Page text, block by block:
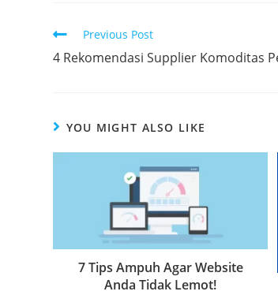
Previous Post
4 Rekomendasi Supplier Komoditas
YOU MIGHT ALSO LIKE
7 Tips Ampuh Agar Website
Anda Tidak Lemot!